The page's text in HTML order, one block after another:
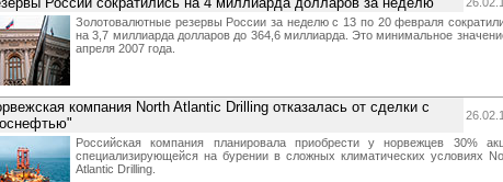
Золотовалютные резервы России за неделю с 13 по 20 февраля
на 3,7 миллиарда долларов до 364,6 миллиарда. Это минимальное
апреля 2007 года.
компания North Atlantic Drilling отказалась от сделки с
Российская компания планировала приобрести у норвежцев 30%
специализирующейся на бурении в сложных климатических условиях
Atlantic Drilling.